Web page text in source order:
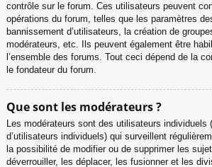
contrôle sur le forum. Ces utilisateurs peuvent
opérations du forum, telles que les paramètres
bannissement d’utilisateurs, la création de
modérateurs, etc. Ils peuvent également être
l’ensemble des forums. Tout ceci dépend de la
le fondateur du forum.
Que sont les modérateurs ?
Les modérateurs sont des utilisateurs individuels
d’utilisateurs individuels) qui surveillent
la possibilité de modifier ou de supprimer les
déverrouiller, les déplacer, les fusionner et les